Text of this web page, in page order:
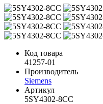
Код товара
41257-01
Производитель
Siemens
Артикул
5SY4302-8CC